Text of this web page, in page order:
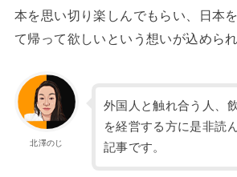
本を思い切り楽しんでもらい、日本
て帰って欲しいという想いが込められ
北澤のじ
外国人と触れ合う人、
を経営する方に是非読
記事です。